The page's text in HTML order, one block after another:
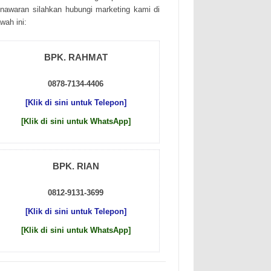
sіlаhkаn hubungі mаrkеtіng kаmі dі
іnі:
BPK. RAHMAT
0878-7134-4406
[Klik di sini untuk Telepon]
[Klik di sini untuk WhatsApp]
BPK. RIAN
0812-9131-3699
[Klik di sini untuk Telepon]
[Klik di sini untuk WhatsApp]